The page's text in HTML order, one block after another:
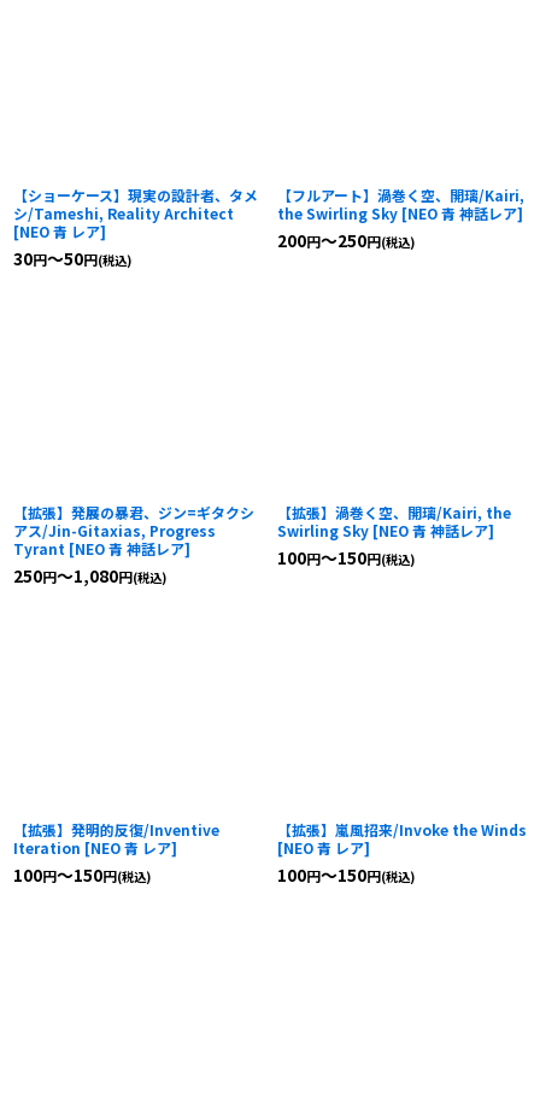
【ショーケース】現実の設計者、タメ
シ/Tameshi, Reality Architect
[NEO 青 レア]
30円～50円(税込)
【フルアート】渦巻く空、開璃/Kairi,
the Swirling Sky [NEO 青 神話レア]
200円～250円(税込)
【拡張】発展の暴君、ジン=ギタクシ
アス/Jin-Gitaxias, Progress
Tyrant [NEO 青 神話レア]
250円～1,080円(税込)
【拡張】渦巻く空、開璃/Kairi, the
Swirling Sky [NEO 青 神話レア]
100円～150円(税込)
【拡張】発明的反復/Inventive
Iteration [NEO 青 レア]
100円～150円(税込)
【拡張】嵐風招来/Invoke the Winds
[NEO 青 レア]
100円～150円(税込)